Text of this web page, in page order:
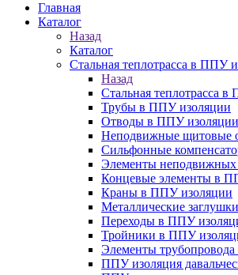
Главная
Каталог
Назад
Каталог
Стальная теплотрасса в ППУ
Назад
Стальная теплотрасса
Трубы в ППУ изоляции
Отводы в ППУ изоляции
Неподвижные
Cильфонные
Элементы
Концевые элементы в
Краны в ППУ изоляции
Металлические заглушки
Переходы в ППУ
Тройники в ППУ
Элементы
ППУ изоляция